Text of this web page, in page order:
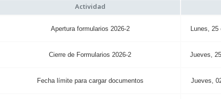
Actividad
Apertura formularios 2026-2 Lunes, 25
Cierre de Formularios 2026-2 Jueves,
Fecha límite para cargar documentos Jueves,